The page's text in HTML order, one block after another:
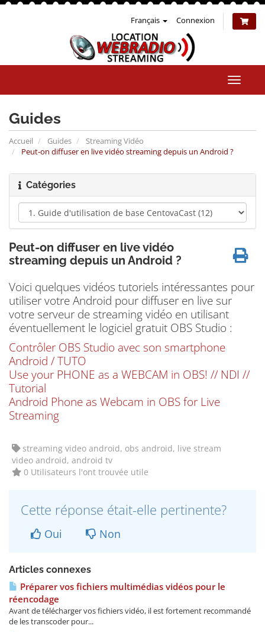
Français Connexion
la
Guides
Accueil Guides
Streaming Vidéo
Peut-on diffuser en live vidéo streaming depuis un Android ?
Catégories
Peut-on diffuser en live vidéo
streaming depuis un Android ?
Voici quelques vidéos tutoriels intéressantes pour
utiliser votre Android pour diffuser en live sur
votre serveur de streaming vidéo en utilisant
éventuellement le logiciel gratuit OBS Studio :
Contrôler OBS Studio avec son smartphone
Android / TUTO
Use your PHONE as a WEBCAM in OBS! // NDI //
Tutorial
Android Phone as Webcam in OBS for Live
Streaming
streaming video android, obs android, live stream
video android, android tv
0 Utilisateurs l'ont trouvée utile
Cette réponse était-elle pertinente?
Oui Non
Articles connexes
Préparer vos fichiers multimédias vidéos pour le
réencodage
Avant de télécharger vos fichiers vidéo, il est fortement recommandé
de les transcoder pour...